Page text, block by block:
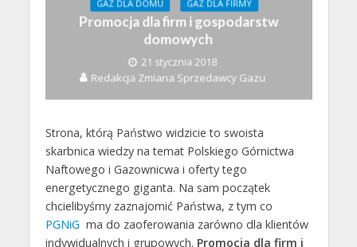
GAZ DLA DOMU GAZ DLA FIRMY
Promocja dla firm i gospodarstw
domowych
21 stycznia 2018
Redakcja Zmiana Sprzedawcy Gazu
Strona, którą Państwo widzicie to swoista
skarbnica wiedzy na temat Polskiego Górnictwa
Naftowego i Gazownicwa i oferty tego
energetycznego giganta. Na sam początek
chcielibyśmy zaznajomić Państwa, z tym co
PGNiG ma do zaoferowania zarówno dla klientów
indywidualnych i grupowych. Promocja dla firm i